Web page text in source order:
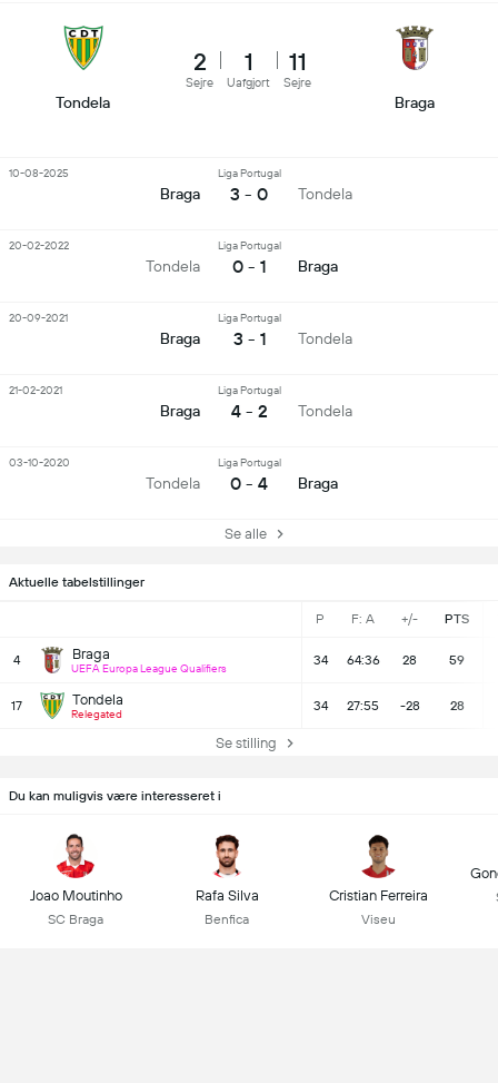
Aktuelle tabelstillinger
P F: A +/- PTS
4 Braga
UEFA Europa League Qualifiers
34 64:36 28 59
17 Tondela
Relegated
34 27:55 -28 28
Se stilling
Tondela
2
Sejre
1
Uafgjort
11
Sejre
Braga
Braga
Liga Portugal
3 - 0 Tondela
10-08-2025
Tondela
Liga Portugal
0 - 1 Braga
20-02-2022
Braga
Liga Portugal
3 - 1 Tondela
20-09-2021
Braga
Liga Portugal
4 - 2 Tondela
21-02-2021
Tondela
Liga Portugal
0 - 4 Braga
03-10-2020
Se alle
Du kan muligvis være interesseret i
Joao Moutinho
SC Braga
Rafa Silva
Benfica
Cristian Ferreira
Viseu